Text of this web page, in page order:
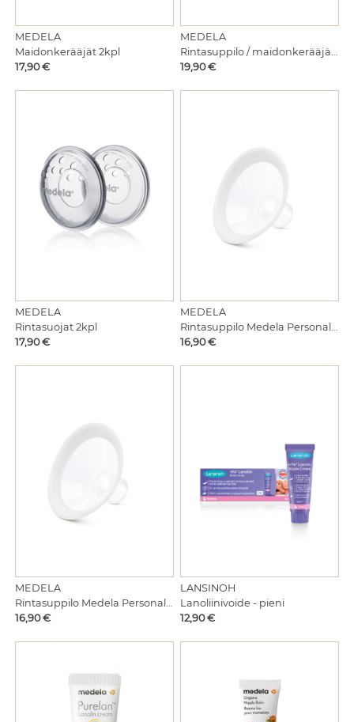
MEDELA
Maidonkerääjät 2kpl
Hinta
17,90 €
MEDELA
Hinta
19,90 €
MEDELA
Rintasuojat 2kpl
Hinta
17,90 €
MEDELA
Rintasuppilo Medela PersonalFit™ 2kpl 27mm
Hinta
16,90 €
MEDELA
Hinta
16,90 €
LANSINOH
Lanoliinivoide - pieni
Hinta
12,90 €